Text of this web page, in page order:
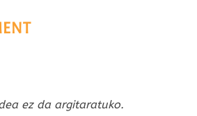
ez da argitaratuko.